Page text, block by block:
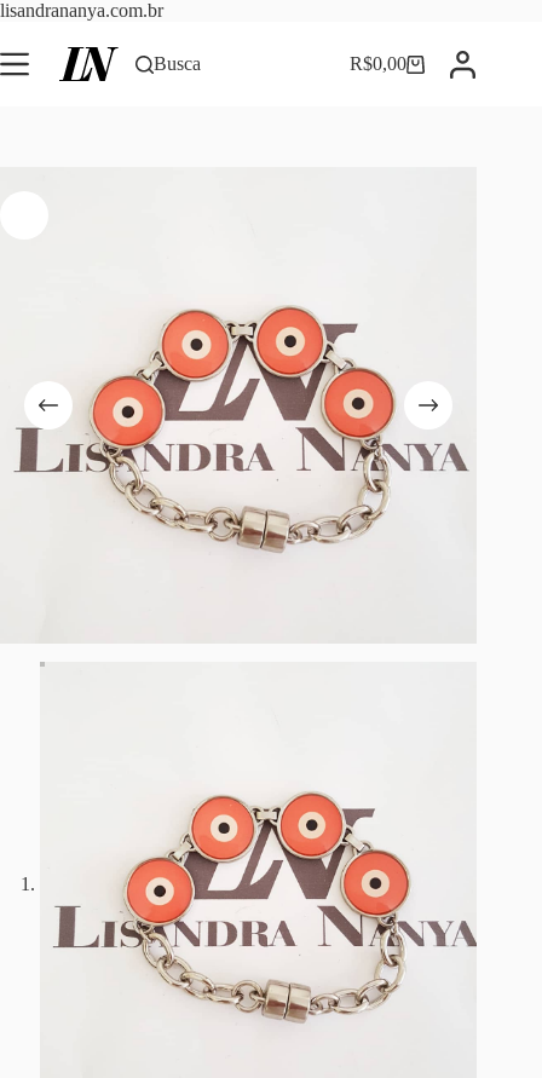
lisandrananya.com.brPular
o
conteúdo
Busca Carrinho
R$0,00